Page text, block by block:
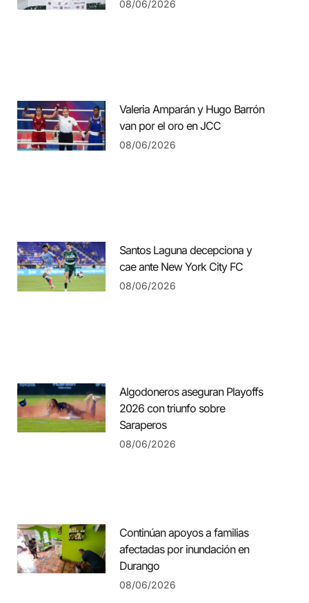
08/06/2026
Valeria Amparán y Hugo Barrón
van por el oro en JCC
08/06/2026
Santos Laguna decepciona y
cae ante New York City FC
08/06/2026
Algodoneros aseguran Playoffs
2026 con triunfo sobre
Saraperos
08/06/2026
Continúan apoyos a familias
afectadas por inundación en
Durango
08/06/2026